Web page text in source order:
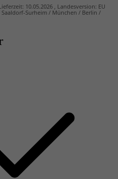
10.05.2026 , Landesversion: EU
Saaldorf-Surheim / München / Berlin /